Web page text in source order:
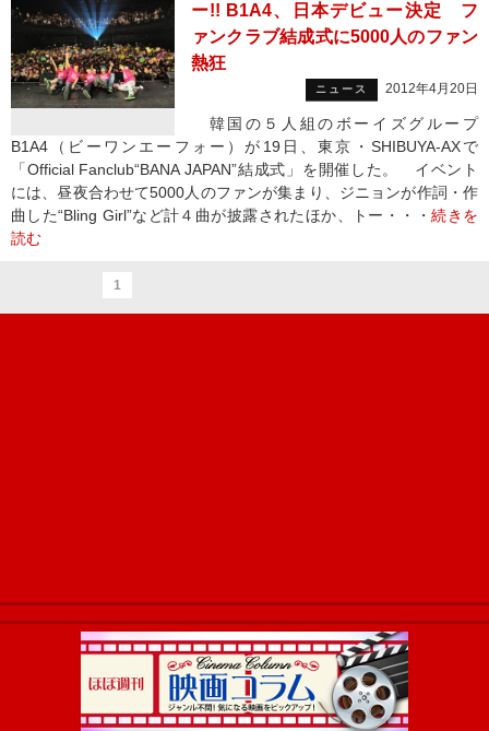
ー!! B1A4、日本デビュー決定 フ
ァンクラブ結成式に5000人のファン
熱狂
ニュース 2012年4月20日
韓国の５人組のボーイズグループ
B1A4（ビーワンエーフォー）が19日、東京・SHIBUYA-AXで
「Official Fanclub“BANA JAPAN”結成式」を開催した。 イベント
には、昼夜合わせて5000人のファンが集まり、ジニョンが作詞・作
曲した“Bling Girl”など計４曲が披露されたほか、トー・・・続きを
読む
1